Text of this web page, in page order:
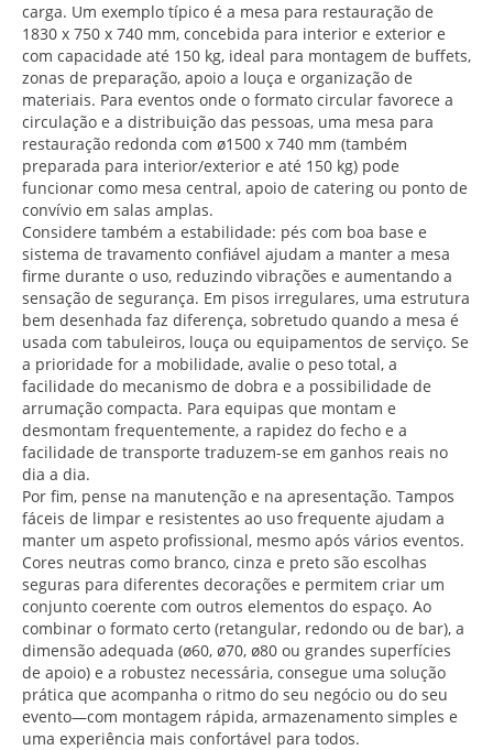
carga. Um exemplo típico é a mesa para restauração de
1830 x 750 x 740 mm, concebida para interior e exterior e
com capacidade até 150 kg, ideal para montagem de buffets,
zonas de preparação, apoio a louça e organização de
materiais. Para eventos onde o formato circular favorece a
circulação e a distribuição das pessoas, uma mesa para
restauração redonda com ø1500 x 740 mm (também
preparada para interior/exterior e até 150 kg) pode
funcionar como mesa central, apoio de catering ou ponto de
convívio em salas amplas.
Considere também a estabilidade: pés com boa base e
sistema de travamento confiável ajudam a manter a mesa
firme durante o uso, reduzindo vibrações e aumentando a
sensação de segurança. Em pisos irregulares, uma estrutura
bem desenhada faz diferença, sobretudo quando a mesa é
usada com tabuleiros, louça ou equipamentos de serviço. Se
a prioridade for a mobilidade, avalie o peso total, a
facilidade do mecanismo de dobra e a possibilidade de
arrumação compacta. Para equipas que montam e
desmontam frequentemente, a rapidez do fecho e a
facilidade de transporte traduzem-se em ganhos reais no
dia a dia.
Por fim, pense na manutenção e na apresentação. Tampos
fáceis de limpar e resistentes ao uso frequente ajudam a
manter um aspeto profissional, mesmo após vários eventos.
Cores neutras como branco, cinza e preto são escolhas
seguras para diferentes decorações e permitem criar um
conjunto coerente com outros elementos do espaço. Ao
combinar o formato certo (retangular, redondo ou de bar), a
dimensão adequada (ø60, ø70, ø80 ou grandes superfícies
de apoio) e a robustez necessária, consegue uma solução
prática que acompanha o ritmo do seu negócio ou do seu
evento—com montagem rápida, armazenamento simples e
uma experiência mais confortável para todos.